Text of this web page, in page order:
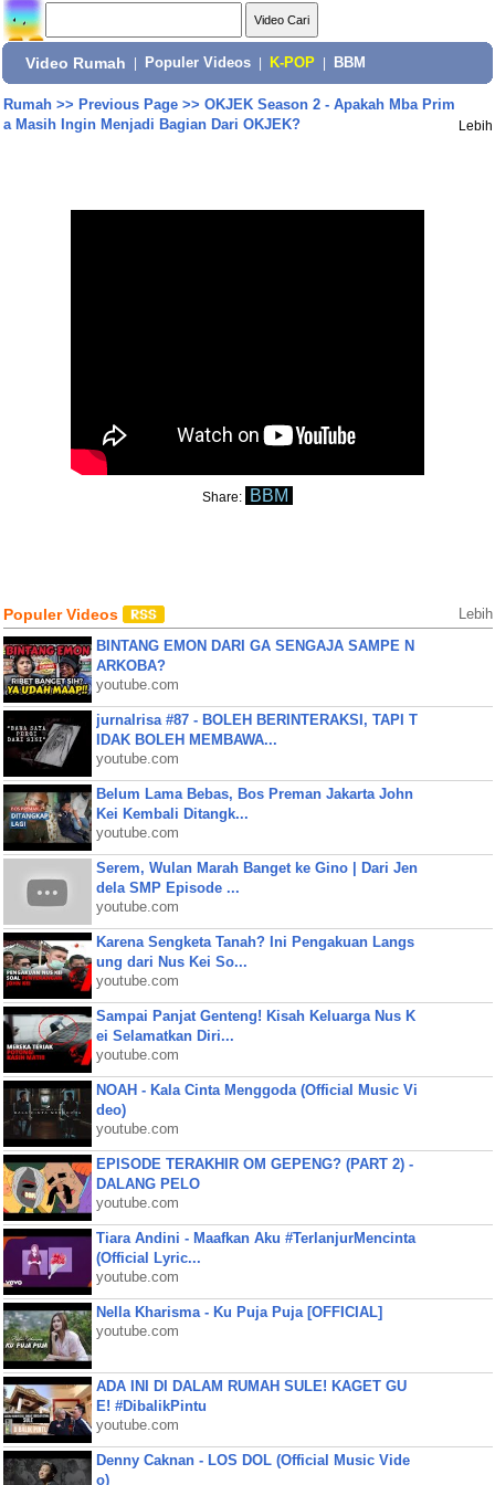
Video Rumah Populer Videos K-POP BBM
Rumah>> Previous Page>> OKJEK Season 2 - Apakah Mba Prim
a Masih Ingin Menjadi Bagian Dari OKJEK?
Lebih
Share: BBM
Populer Videos Lebih
BINTANG EMON DARI GA SENGAJA SAMPE N
ARKOBA?
youtube.com
jurnalrisa #87 - BOLEH BERINTERAKSI, TAPI T
IDAK BOLEH MEMBAWA...
youtube.com
Belum Lama Bebas, Bos Preman Jakarta John
Kei Kembali Ditangk...
youtube.com
Serem, Wulan Marah Banget ke Gino | Dari Jen
dela SMP Episode ...
youtube.com
Karena Sengketa Tanah? Ini Pengakuan Langs
ung dari Nus Kei So...
youtube.com
Sampai Panjat Genteng! Kisah Keluarga Nus K
ei Selamatkan Diri...
youtube.com
NOAH - Kala Cinta Menggoda (Official Music Vi
deo)
youtube.com
EPISODE TERAKHIR OM GEPENG? (PART 2) -
DALANG PELO
youtube.com
Tiara Andini - Maafkan Aku #TerlanjurMencinta
(Official Lyric...
youtube.com
Nella Kharisma - Ku Puja Puja [OFFICIAL]
youtube.com
ADA INI DI DALAM RUMAH SULE! KAGET GU
E! #DibalikPintu
youtube.com
Denny Caknan - LOS DOL (Official Music Vide
o)